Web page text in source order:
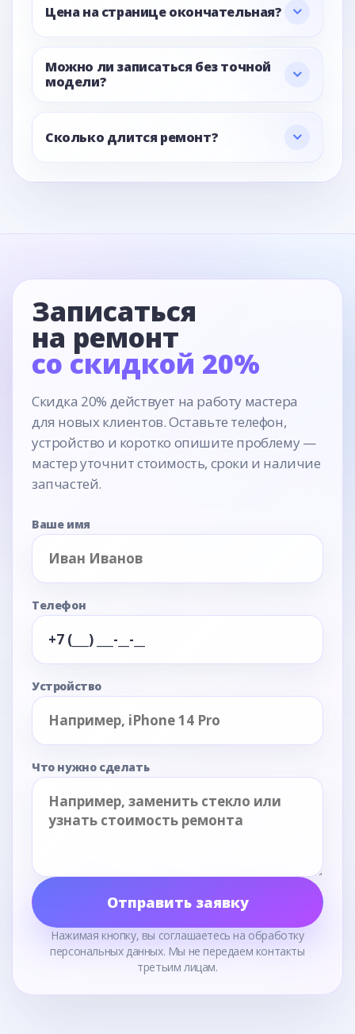
Цена на странице окончательная?
Можно ли записаться без точной
модели?
Сколько длится ремонт?
Записаться
на ремонт
со скидкой 20%
Скидка 20% действует на работу мастера
для новых клиентов. Оставьте телефон,
устройство и коротко опишите проблему —
мастер уточнит стоимость, сроки и наличие
запчастей.
Ваше имя
Телефон
Устройство
Что нужно сделать
Отправить заявку
Нажимая кнопку, вы соглашаетесь на обработку
персональных данных. Мы не передаем контакты
третьим лицам.